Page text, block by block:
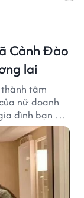
Cảnh Đào
lai
tâm
nữ doanh
đình bạn gái
trên mạng